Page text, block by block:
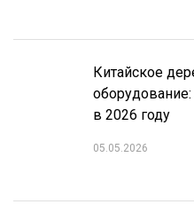
Китайское
в 2026 году
05.05.2026